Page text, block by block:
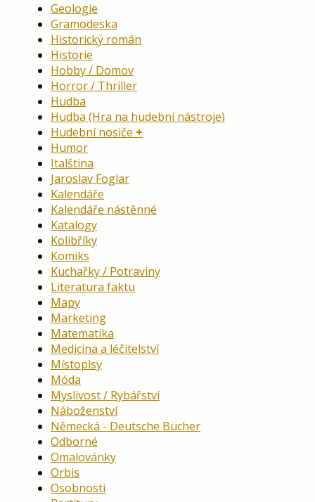
Geologie
Gramodeska
Historický román
Historie
Hobby / Domov
Horror / Thriller
Hudba
Hudba (Hra na hudební nástroje)
Hudební nosiče
Humor
Italština
Jaroslav Foglar
Kalendáře
Kalendáře nástěnné
Katalogy
Kolibříky
Komiks
Kuchařky / Potraviny
Literatura faktu
Mapy
Marketing
Matematika
Medicína a léčitelství
Místopisy
Móda
Myslivost / Rybářství
Náboženství
Německá - Deutsche Bücher
Odborné
Omalovánky
Orbis
Osobnosti